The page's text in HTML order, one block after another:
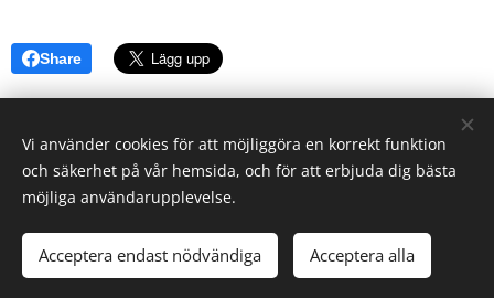
Share
Vi använder cookies för att möjliggöra en korrekt funktion
och säkerhet på vår hemsida, och för att erbjuda dig bästa
möjliga användarupplevelse.
Acceptera endast nödvändiga Acceptera alla